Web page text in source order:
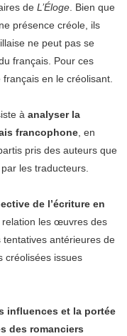
de L’Éloge. Bien que
présence créole, ils
ne peut pas se
français. Pour ces
en le créolisant.
à analyser la
francophone, en
pris des auteurs que
les traducteurs.
de l’écriture en
relation les œuvres des
antérieures de
créolisées issues
influences et la portée
des romanciers